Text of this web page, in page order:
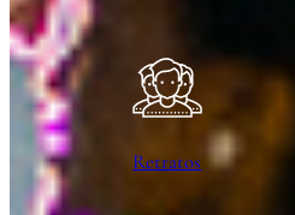
Retratos